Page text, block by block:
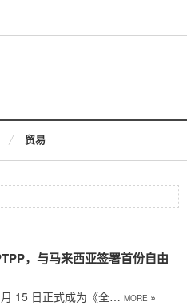
贸易
，与马来西亚签署首份自由
15 日正式成为《全…MORE »